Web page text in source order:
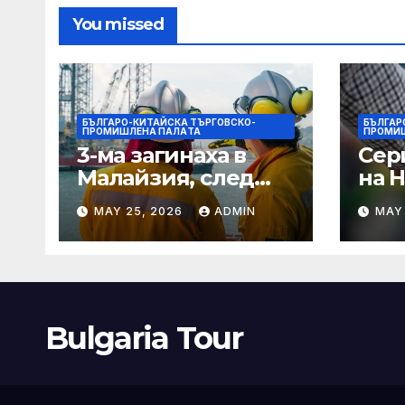
You missed
БЪЛГАРО-КИТАЙСКА ТЪРГОВСКО-
ПРОМИШЛЕНА ПАЛAТА
3-ма загинаха в
Малайзия, след
като спасителна
лодка падна в
морето от
Petronas
MAY 25, 2026 ADMIN
на
чип
Bulgaria Tour